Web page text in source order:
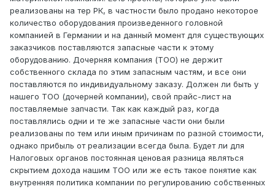
реализованы на тер РК, в частности было продано некоторое
количество оборудования произведенного головной
компанией в Германии и на данный момент для существующих
заказчиков поставляются запасные части к этому
оборудованию. Дочерняя компания (ТОО) не держит
собственного склада по этим запасным частям, и все они
поставляются по индивидуальному заказу. Должен ли быть у
нашего ТОО (дочерней компании), свой прайс-лист на
поставляемые запчасти. Так как каждый раз, когда
поставлялись одни и те же запасные части они были
реализованы по тем или иным причинам по разной стоимости,
однако прибыль от реализации всегда была. Будет ли для
Налоговых органов постоянная ценовая разница являться
скрытием дохода нашим ТОО или же есть такое понятие как
внутренняя политика компании по регулированию собственных